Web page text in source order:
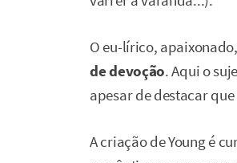
O eu-lírico,
de devoção. Aqui o
apesar de destacar
A criação de Young é